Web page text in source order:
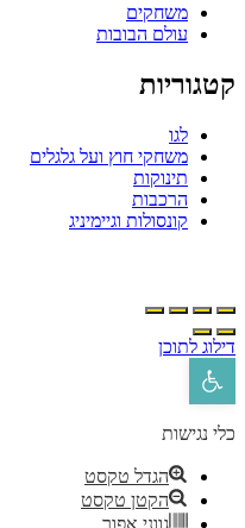
משחקים
עולם הבובות
לגו
משחקי חוץ ועל גלגלים
תינוקות
הרכבות
קונסולות וגיימיניג
לתוכן
פתח סרגל נגישות
נגישות
הגדל טקסט
הקטן טקסט